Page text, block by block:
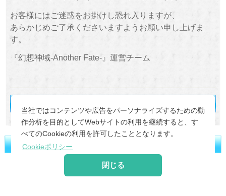
当社ではコンテンツや広告をパーソナライズするための動
作分析を目的としてWebサイトの利用を継続すると、す
べてのCookieの利用を許可したこととなります。
Cookieポリシー
閉じる
お客様にはご迷惑をお掛けし恐れ入りますが、
あらかじめご了承くださいますようお願い申し上げま
す。
『幻想神域-Another Fate-』運営チーム
2026 MoonRabbit Corporation.